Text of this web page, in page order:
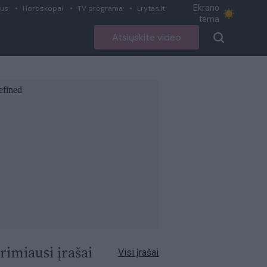
Horoskopai TV programa Lrytas.lt
Ekrano
tema
Atsiųskite video
įrašai Visi įrašai